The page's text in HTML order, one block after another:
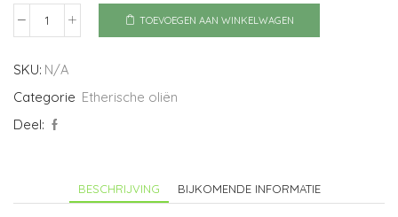
Ylang
III
TOEVOEGEN AAN WINKELWAGEN
SKU: N/A
Categorie Etherische oliën
Deel:
BESCHRIJVING BIJKOMENDE INFORMATIE